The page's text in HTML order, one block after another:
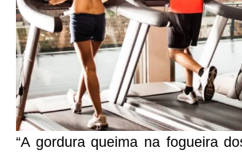
“A gordura queima na fogueira